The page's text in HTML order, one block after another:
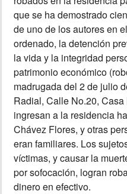
que se ha demostrado
de uno de los autores en
ordenado, la detención
la vida y la integridad
patrimonio económico
madrugada del 2 de julio
Radial, Calle No.20,
ingresan a la residencia
Chávez Flores, y otras
eran familiares. Los
víctimas, y causar la
por sofocación, logran
dinero en efectivo.